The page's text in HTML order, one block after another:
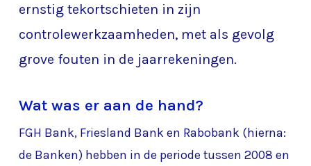
ernstig tekortschieten in zijn
controlewerkzaamheden, met als gevolg
grove fouten in de jaarrekeningen.
Wat was er aan de hand?
FGH Bank, Friesland Bank en Rabobank (hierna:
de Banken) hebben in de periode tussen 2008 en